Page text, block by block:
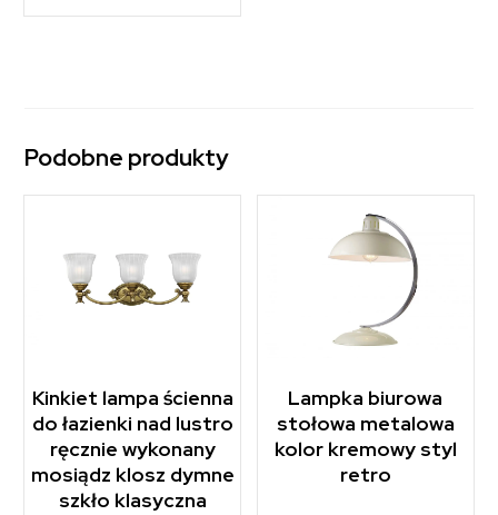
Podobne produkty
Kinkiet lampa ścienna
do łazienki nad lustro
ręcznie wykonany
mosiądz klosz dymne
szkło klasyczna
Lampka biurowa
stołowa metalowa
kolor kremowy styl
retro